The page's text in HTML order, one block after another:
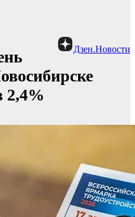
Дзен.Новости
2,4%